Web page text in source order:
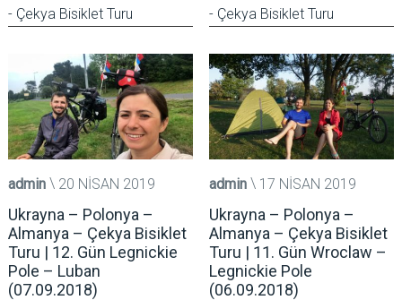
- Çekya Bisiklet Turu
- Çekya Bisiklet Turu
admin 20 NISAN 2019
Ukrayna – Polonya –
Almanya – Çekya Bisiklet
Turu | 12. Gün Legnickie
Pole – Luban
(07.09.2018)
admin 17 NISAN 2019
Ukrayna – Polonya –
Almanya – Çekya Bisiklet
Turu | 11. Gün Wroclaw –
Legnickie Pole
(06.09.2018)